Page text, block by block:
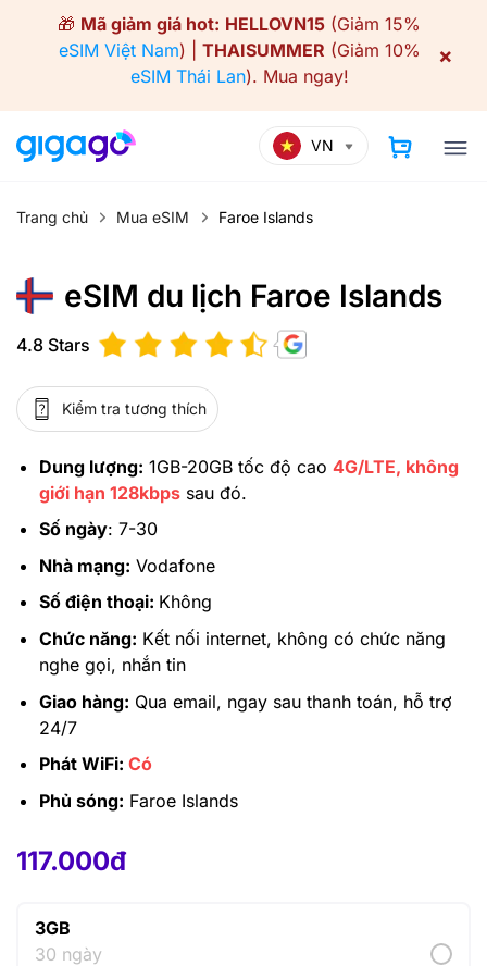
🎁 Mã giảm giá hot: HELLOVN15 (Giảm 15%
eSIM Việt Nam) | THAISUMMER (Giảm 10%
eSIM Thái Lan). Mua ngay!
×
VN
Trang chủ Mua eSIM Faroe Islands
eSIM du lịch Faroe Islands
4.8 Stars
Kiểm tra tương thích
Dung lượng: 1GB-20GB tốc độ cao 4G/LTE, không
giới hạn 128kbpssau đó.
Số ngày: 7-30
Nhà mạng: Vodafone
Số điện thoại: Không
Chức năng: Kết nối internet, không có chức năng
nghe gọi, nhắn tin
Giao hàng: Qua email, ngay sau thanh toán, hỗ trợ
24/7
Phát WiFi: Có
Phủ sóng: Faroe Islands
117.000đ–
3GB
30 ngày
117.000đ